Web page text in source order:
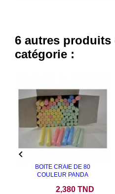
6 autres produits
catégorie :
BOITE CRAIE DE 80
COULEUR PANDA
2,380 TND
